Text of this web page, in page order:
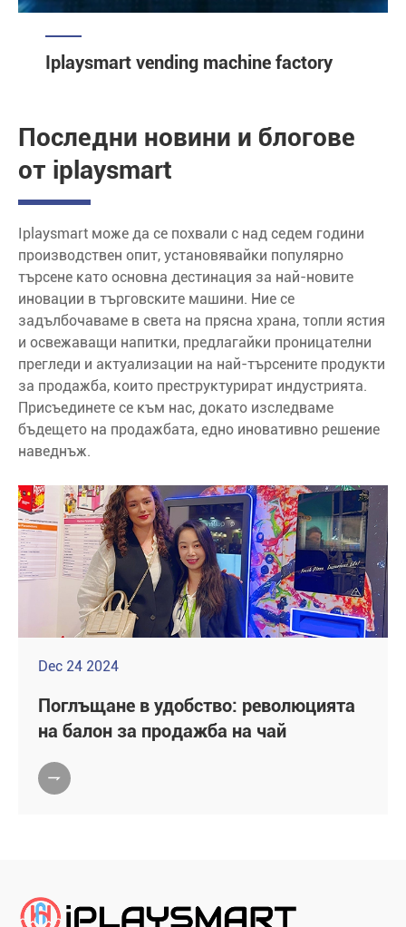
Iplaysmart vending machine factory
Последни новини и блогове
от iplaysmart
Iplaysmart може да се похвали с над седем години
производствен опит, установявайки популярно
търсене като основна дестинация за най-новите
иновации в търговските машини. Ние се
задълбочаваме в света на прясна храна, топли ястия
и освежаващи напитки, предлагайки проницателни
прегледи и актуализации на най-търсените продукти
за продажба, които преструктурират индустрията.
Присъединете се към нас, докато изследваме
бъдещето на продажбата, едно иновативно решение
наведнъж.
Dec 24 2024
Поглъщане в удобство: революцията
на балон за продажба на чай
